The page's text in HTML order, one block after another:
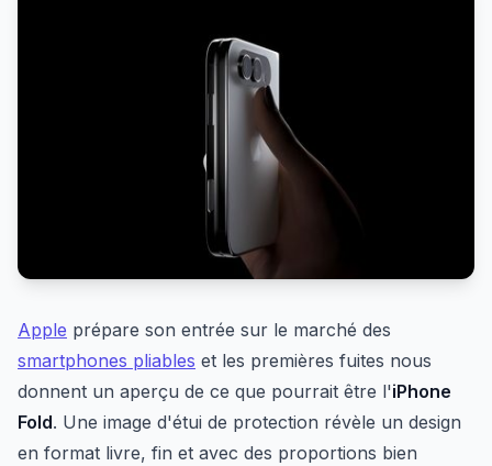
Apple prépare son entrée sur le marché des
smartphones pliables et les premières fuites nous
donnent un aperçu de ce que pourrait être l'iPhone
Fold. Une image d'étui de protection révèle un design
en format livre, fin et avec des proportions bien